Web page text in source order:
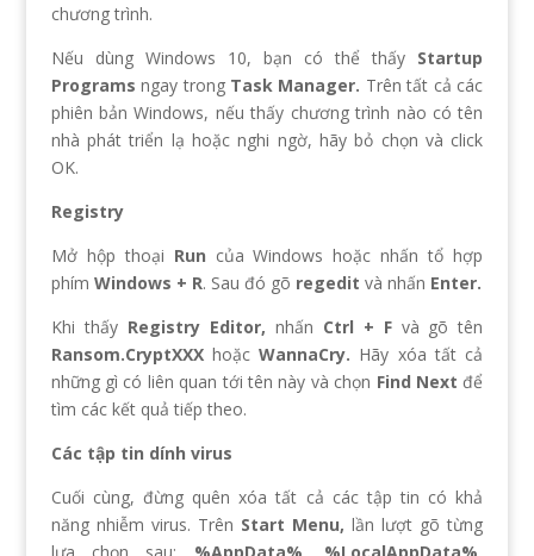
chương trình.
Nếu dùng Windows 10, bạn có thể thấy Startup
Programs ngay trong Task Manager. Trên tất cả các
phiên bản Windows, nếu thấy chương trình nào có tên
nhà phát triển lạ hoặc nghi ngờ, hãy bỏ chọn và click
OK.
Registry
Mở hộp thoại Run của Windows hoặc nhấn tổ hợp
phím Windows + R. Sau đó gõ regedit và nhấn Enter.
Khi thấy Registry Editor, nhấn Ctrl + Fvà gõ tên
Ransom.CryptXXXhoặcWannaCry. Hãy xóa tất cả
những gì có liên quan tới tên này và chọn Find Next để
tìm các kết quả tiếp theo.
Các tập tin dính virus
Cuối cùng, đừng quên xóa tất cả các tập tin có khả
năng nhiễm virus. Trên Start Menu, lần lượt gõ từng